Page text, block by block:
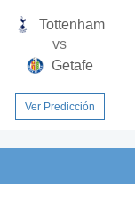
Tottenham
vs
Getafe
Ver Predicción